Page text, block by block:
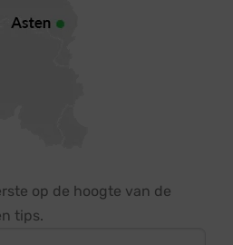
op de hoogte van de
tips.